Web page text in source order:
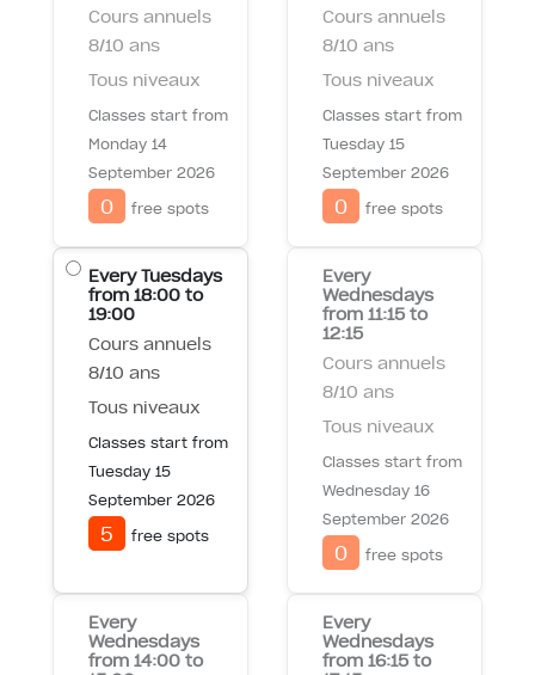
Cours annuels
8/10 ans
Tous niveaux
Classes start from
Monday 14
September 2026
0 free spots
Cours annuels
8/10 ans
Tous niveaux
Classes start from
Tuesday 15
September 2026
0 free spots
Every Tuesdays
from 18:00 to
19:00
Cours annuels
8/10 ans
Tous niveaux
Classes start from
Tuesday 15
September 2026
5 free spots
Every
Wednesdays
from 11:15 to
12:15
Cours annuels
8/10 ans
Tous niveaux
Classes start from
Wednesday 16
September 2026
0 free spots
Every
Wednesdays
from 14:00 to
Every
Wednesdays
from 16:15 to